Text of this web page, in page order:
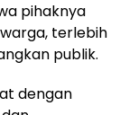
pihaknya
terlebih
publik.
dengan